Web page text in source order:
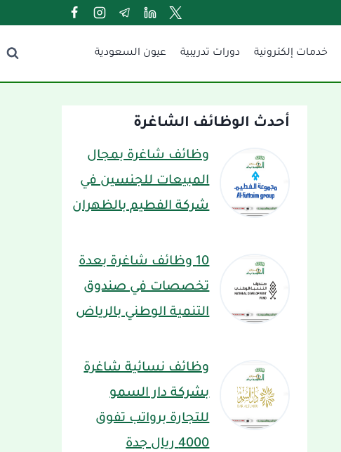
خدمات إلكترونية دورات تدريبية عيون السعودية
أحدث الوظائف الشاغرة
وظائف شاغرة بمجال
المبيعات للجنسين في
شركة الفطيم بالظهران
10 وظائف شاغرة بعدة
تخصصات في صندوق
التنمية الوطني بالرياض
وظائف نسائية شاغرة
بشركة دار السمو
للتجارة برواتب تفوق
4000 ريال جدة